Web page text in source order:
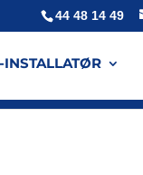
44 48 14 49
INSTALLATØR